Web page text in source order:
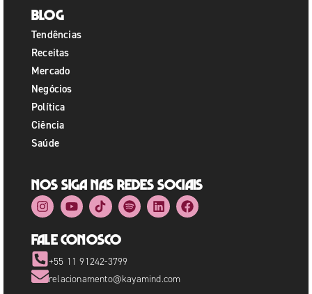
Blog
Tendências
Receitas
Mercado
Negócios
Política
Ciência
Saúde
Nos siga nas redes sociais
Fale Conosco
+55 11 91242-3799
relacionamento@kayamind.com